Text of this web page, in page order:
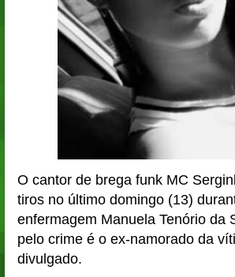
O cantor de brega funk MC
tiros no último domingo (13)
enfermagem Manuela Tenório da
pelo crime é o ex-namorado da
divulgado.